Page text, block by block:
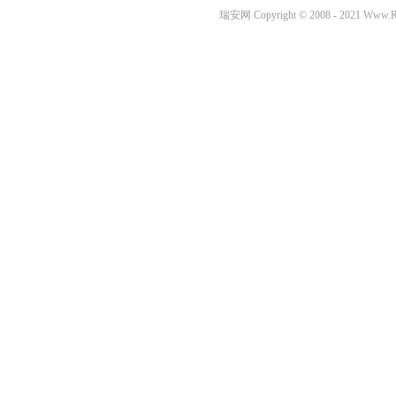
瑞安网 Copyright © 2008 - 2021